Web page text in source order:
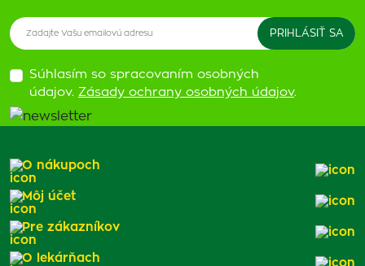
Súhlasím so spracovaním osobných
údajov. Zásady ochrany osobných údajov.
O nákupoch
Môj účet
Pre zákazníkov
O lekárňach